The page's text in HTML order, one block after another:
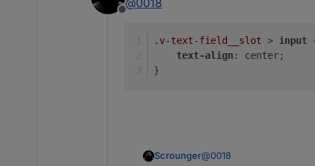
Offline
@0018
.v-text-field__slot > input
text-align: center;
}
Scrounger@0018